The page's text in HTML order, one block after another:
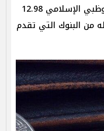
بلغ سعر الريال السعودي في مصرف أبوظبي الإسلامي 12.98
ما يجعله من البنوك التي تقدم